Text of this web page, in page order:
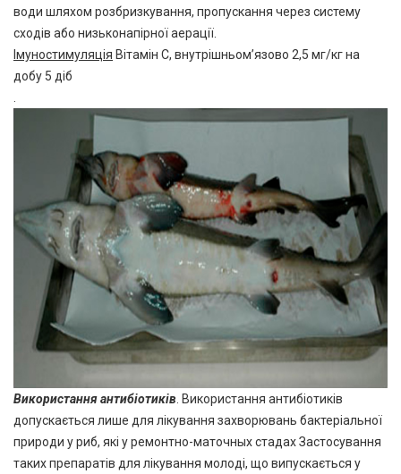
води шляхом розбризкування, пропускання через систему
сходів або низьконапірної аерації.
Імуностимуляція Вітамін С, внутрішньом’язово 2,5 мг/кг на
добу 5 діб
.
Використання антибіотиків. Використання антибіотиків
допускається лише для лікування захворювань бактеріальної
природи у риб, які у ремонтно-маточных стадах Застосування
таких препаратів для лікування молоді, що випускається у